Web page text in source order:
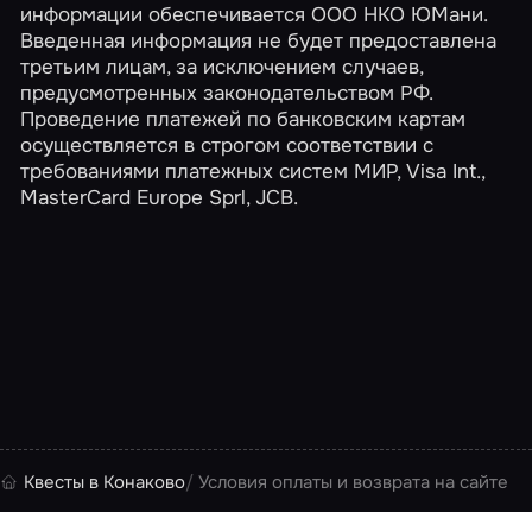
информации обеспечивается ООО НКО ЮМани.
Введенная информация не будет предоставлена
третьим лицам, за исключением случаев,
предусмотренных законодательством РФ.
Проведение платежей по банковским картам
осуществляется в строгом соответствии с
требованиями платежных систем МИР, Visa Int.,
MasterCard Europe Sprl, JCB.
Квесты в Конаково Условия оплаты и возврата на сайте